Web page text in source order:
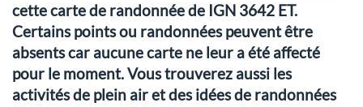
cette carte de randonnée de IGN 3642 ET.
Certains points ou randonnées peuvent être
absents car aucune carte ne leur a été affecté
pour le moment. Vous trouverez aussi les
activités de plein air et des idées de randonnées